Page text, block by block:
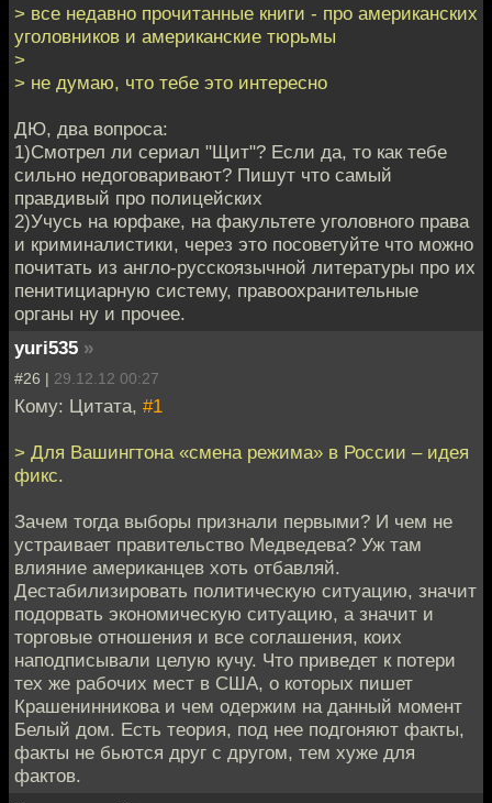
> все недавно прочитанные книги - про американских
уголовников и американские тюрьмы
>
> не думаю, что тебе это интересно
ДЮ, два вопроса:
1)Смотрел ли сериал "Щит"? Если да, то как тебе
сильно недоговаривают? Пишут что самый
правдивый про полицейских
2)Учусь на юрфаке, на факультете уголовного права
и криминалистики, через это посоветуйте что можно
почитать из англо-русскоязычной литературы про их
пенитициарную систему, правоохранительные
органы ну и прочее.
yuri535 »
#26 | 29.12.12 00:27
Кому: Цитата, #1
> Для Вашингтона «смена режима» в России – идея
фикс.
Зачем тогда выборы признали первыми? И чем не
устраивает правительство Медведева? Уж там
влияние американцев хоть отбавляй.
Дестабилизировать политическую ситуацию, значит
подорвать экономическую ситуацию, а значит и
торговые отношения и все соглашения, коих
наподписывали целую кучу. Что приведет к потери
тех же рабочих мест в США, о которых пишет
Крашенинникова и чем одержим на данный момент
Белый дом. Есть теория, под нее подгоняют факты,
факты не бьются друг с другом, тем хуже для
фактов.